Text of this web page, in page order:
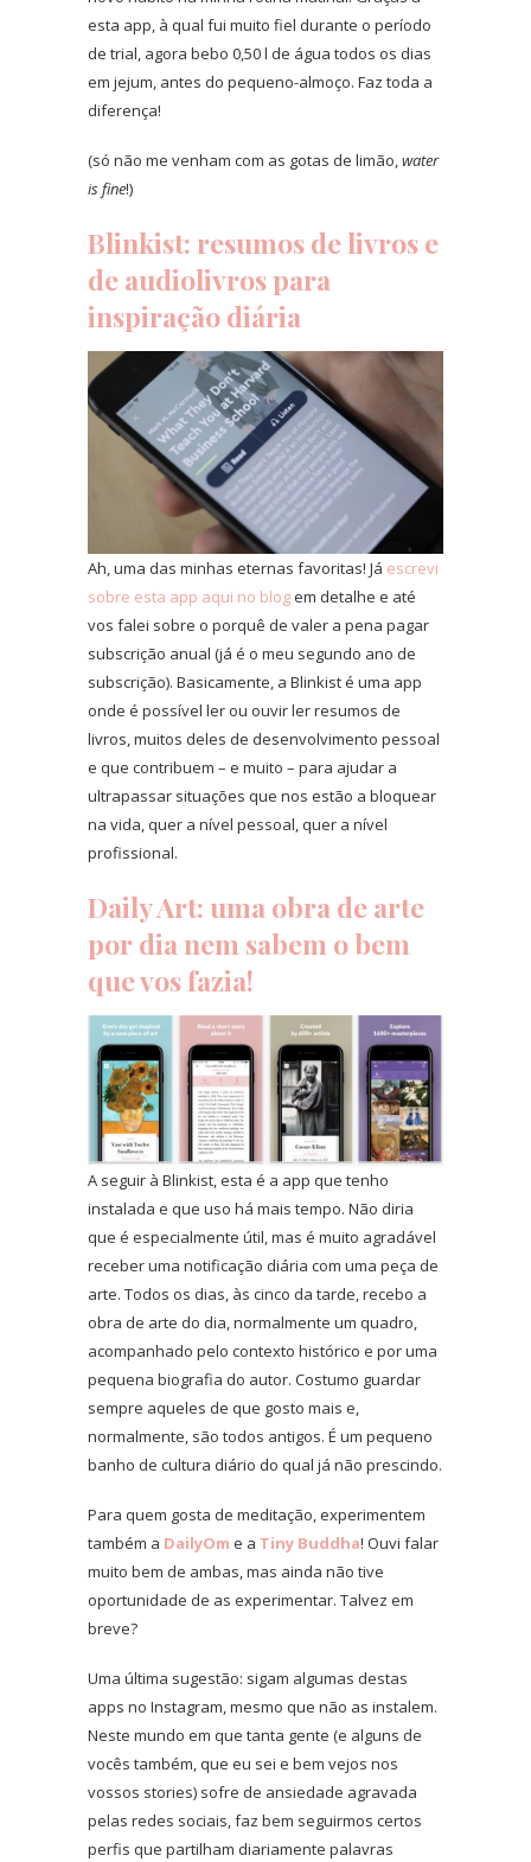
esta app, à qual fui muito fiel durante o período
de trial, agora bebo 0,50 l de água todos os dias
em jejum, antes do pequeno-almoço. Faz toda a
diferença!
(só não me venham com as gotas de limão,water
is fine!)
Blinkist: resumos de livros e
de audiolivros para
inspiração diária
Ah, uma das minhas eternas favoritas! Já escrevi
sobre esta app aqui no blogem detalhe e até
vos falei sobre o porquê de valer a pena pagar
subscrição anual (já é o meu segundo ano de
subscrição). Basicamente, a Blinkist é uma app
onde é possível ler ou ouvir ler resumos de
livros, muitos deles de desenvolvimento pessoal
e que contribuem – e muito – para ajudar a
ultrapassar situações que nos estão a bloquear
na vida, quer a nível pessoal, quer a nível
profissional.
Daily Art: uma obra de arte
por dia nem sabem o bem
que vos fazia!
A seguir à Blinkist, esta é a app que tenho
instalada e que uso há mais tempo. Não diria
que é especialmente útil, mas é muito agradável
receber uma notificação diária com uma peça de
arte. Todos os dias, às cinco da tarde, recebo a
obra de arte do dia, normalmente um quadro,
acompanhado pelo contexto histórico e por uma
pequena biografia do autor. Costumo guardar
sempre aqueles de que gosto mais e,
normalmente, são todos antigos. É um pequeno
banho de cultura diário do qual já não prescindo.
Para quem gosta de meditação, experimentem
também a DailyOm e a Tiny Buddha! Ouvi falar
muito bem de ambas, mas ainda não tive
oportunidade de as experimentar. Talvez em
breve?
Uma última sugestão: sigam algumas destas
apps no Instagram, mesmo que não as instalem.
Neste mundo em que tanta gente (e alguns de
vocês também, que eu sei e bem vejos nos
vossos stories) sofre de ansiedade agravada
pelas redes sociais, faz bem seguirmos certos
perfis que partilham diariamente palavras